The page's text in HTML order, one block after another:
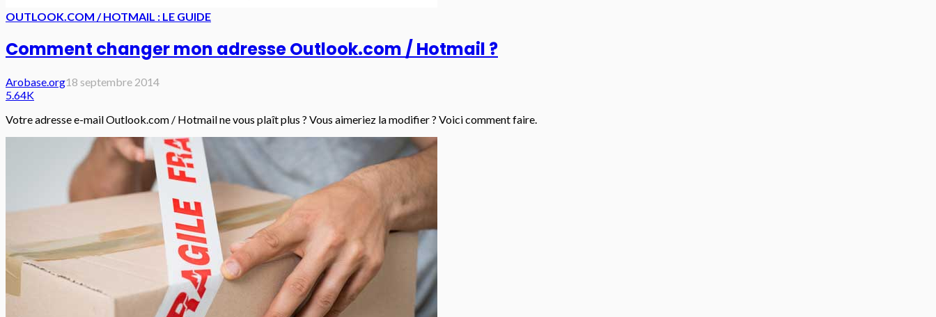
OUTLOOK.COM / HOTMAIL : LE GUIDE
Comment changer mon adresse Outlook.com / Hotmail ?
Arobase.org18 septembre 2014
5.64K
Votre adresse e-mail Outlook.com / Hotmail ne vous plaît plus ? Vous aimeriez la modifier ? Voici comment faire.